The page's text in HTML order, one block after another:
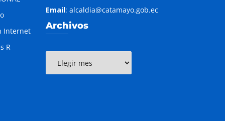
Internet
R
Email: alcaldia@catamayo.gob.ec
Archivos